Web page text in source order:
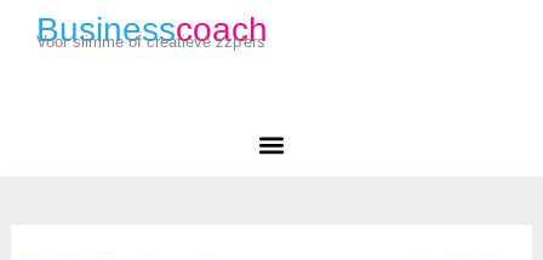
Businesscoach
Voor slimme of creatieve zzp'ers